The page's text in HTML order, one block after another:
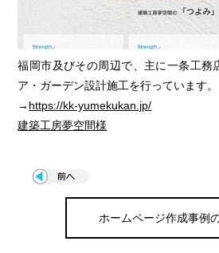
福岡市及びその周辺で、主に一条工務
ア・ガーデン設計施工を行っています
→ https://kk-yumekukan.jp/
建築工房夢空間様
ホームページ作成事例